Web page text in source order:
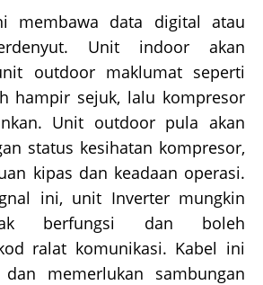
membawa data digital atau
Unit indoor akan
outdoor maklumat seperti
hampir sejuk, lalu kompresor
Unit outdoor pula akan
status kesihatan kompresor,
kipas dan keadaan operasi.
ini, unit Inverter mungkin
berfungsi dan boleh
ralat komunikasi. Kabel ini
memerlukan sambungan